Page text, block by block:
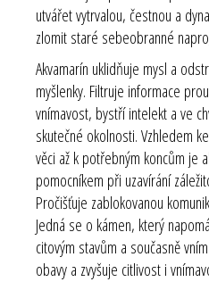
utvářet vytrvalou, čestnou a
zlomit staré sebeobranné
Akvamarín uklidňuje mysl a
myšlenky. Filtruje informace
vnímavost, bystří intelekt a ve
skutečné okolnosti. Vzhledem
věci až k potřebným koncům je
pomocníkem při uzavírání
Pročišťuje zablokovanou
Jedná se o kámen, který
citovým stavům a současně
obavy a zvyšuje citlivost i